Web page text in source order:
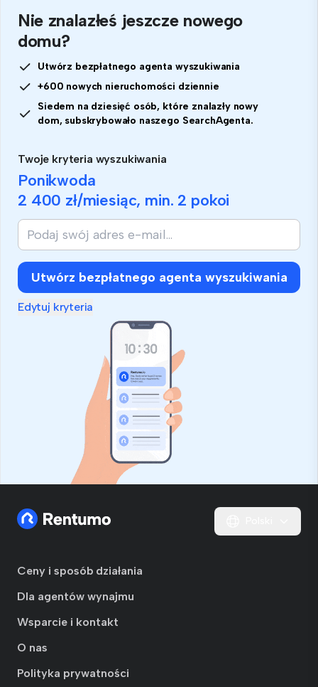
Nie znalazłeś jeszcze nowego
domu?
Utwórz bezpłatnego agenta wyszukiwania
+600 nowych nieruchomości dziennie
Siedem na dziesięć osób, które znalazły nowy
dom, subskrybowało naszego SearchAgenta.
Twoje kryteria wyszukiwania
Ponikwoda
2 400 zł/miesiąc, min. 2 pokoi
Utwórz bezpłatnego agenta wyszukiwania
Edytuj kryteria
Ceny i sposób działania
Dla agentów wynajmu
Wsparcie i kontakt
O nas
Polityka prywatności